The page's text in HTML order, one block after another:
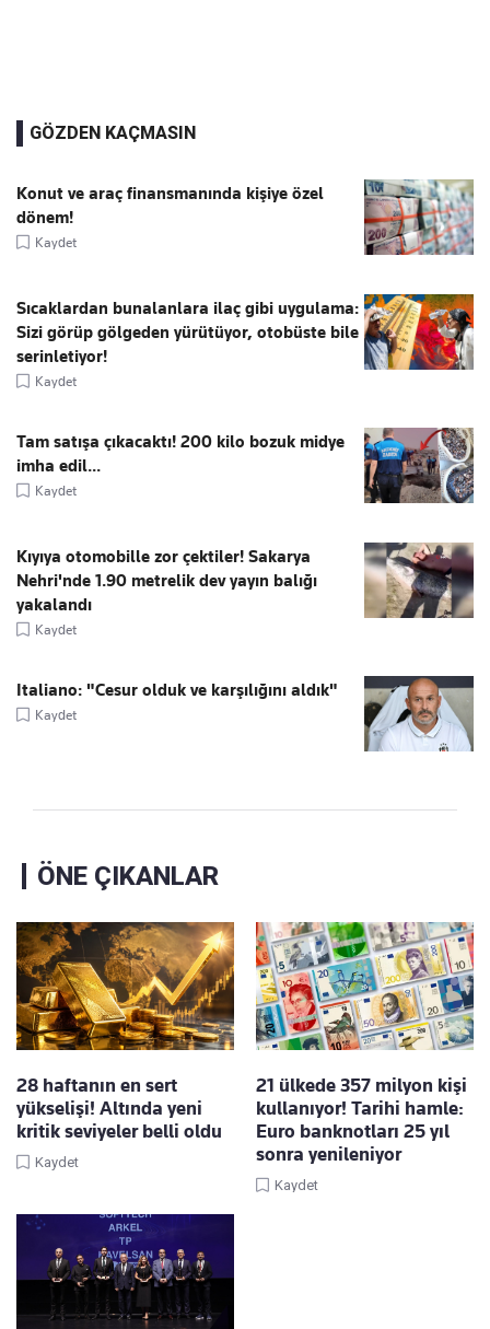
GÖZDEN KAÇMASIN
Konut ve araç finansmanında kişiye özel
dönem!
Kaydet
Sıcaklardan bunalanlara ilaç gibi uygulama:
Sizi görüp gölgeden yürütüyor, otobüste bile
serinletiyor!
Kaydet
Tam satışa çıkacaktı! 200 kilo bozuk midye
imha edil...
Kaydet
Kıyıya otomobille zor çektiler! Sakarya
Nehri'nde 1.90 metrelik dev yayın balığı
yakalandı
Kaydet
Italiano: "Cesur olduk ve karşılığını aldık"
Kaydet
ÖNE ÇIKANLAR
28 haftanın en sert
yükselişi! Altında yeni
kritik seviyeler belli oldu
Kaydet
21 ülkede 357 milyon kişi
kullanıyor! Tarihi hamle:
Euro banknotları 25 yıl
sonra yenileniyor
Kaydet